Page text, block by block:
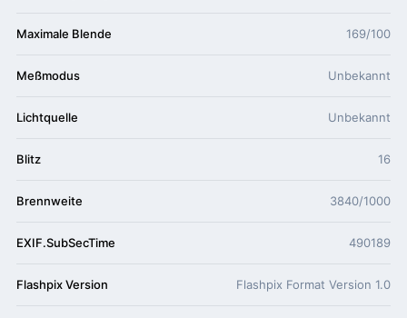
Maximale Blende 169/100
Meßmodus Unbekannt
Lichtquelle Unbekannt
Blitz 16
Brennweite 3840/1000
EXIF.SubSecTime 490189
Flashpix Version Flashpix Format Version 1.0